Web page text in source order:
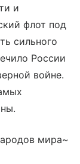
и
флот под
сильного
России
войне.
мира~